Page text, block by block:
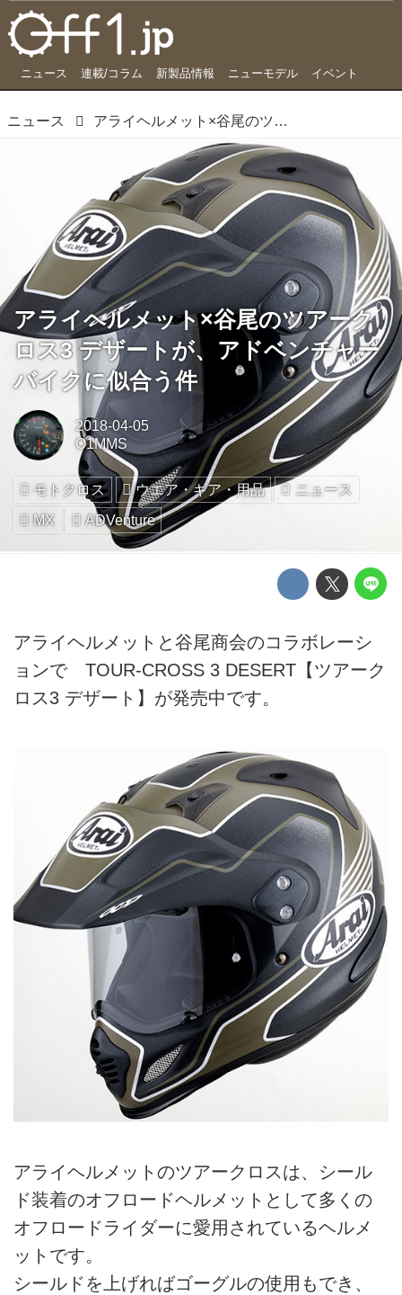
ニュース 連載/コラム 新製品情報 ニューモデル イベント
ニュース アライヘルメット×谷尾のツアークロス3 デザートが、アドベンチャーバイクに似合う件
アライヘルメット×谷尾のツアーク
ロス3 デザートが、アドベンチャー
バイクに似合う件
2018-04-05
O1MMS
モトクロス ウエア・ギア・用品
ニュース
MX
ADVenture
アライヘルメットと谷尾商会のコラボレーシ
ョンで TOUR-CROSS 3 DESERT【ツアーク
ロス3 デザート】が発売中です。
アライヘルメットのツアークロスは、シール
ド装着のオフロードヘルメットとして多くの
オフロードライダーに愛用されているヘルメ
ットです。
シールドを上げればゴーグルの使用もでき、